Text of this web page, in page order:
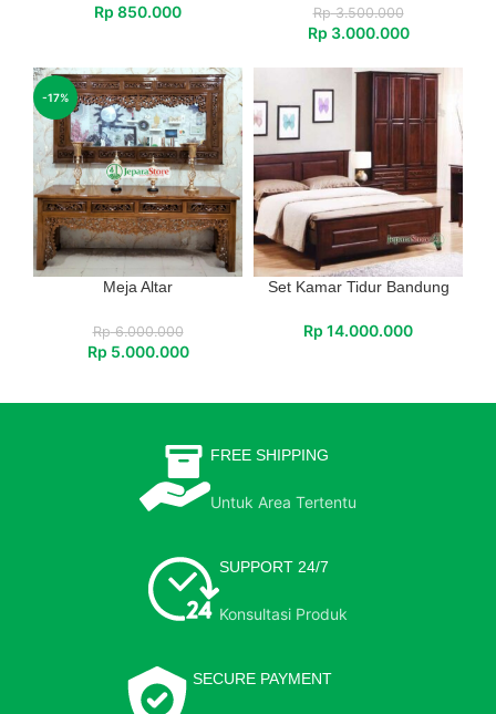
Rp 850.000 Rp3.500.000
Rp 3.000.000
-17%
Meja Altar
Rp6.000.000
Rp 5.000.000
Set Kamar Tidur Bandung
Rp 14.000.000
FREE SHIPPING
Untuk Area Tertentu
SUPPORT 24/7
Konsultasi Produk
SECURE PAYMENT